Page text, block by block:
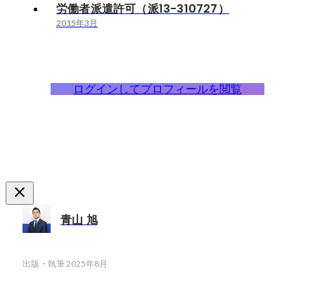
労働者派遣許可（派13-310727）
2015年3月
ログインしてプロフィールを閲覧
青山 旭
出版・執筆2025年8月